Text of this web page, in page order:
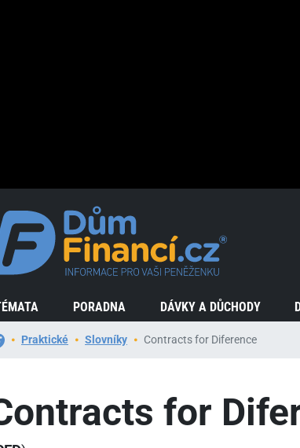
PORADNA DÁVKY A DŮCHODY
Praktické Slovníky Contracts for Diference
for